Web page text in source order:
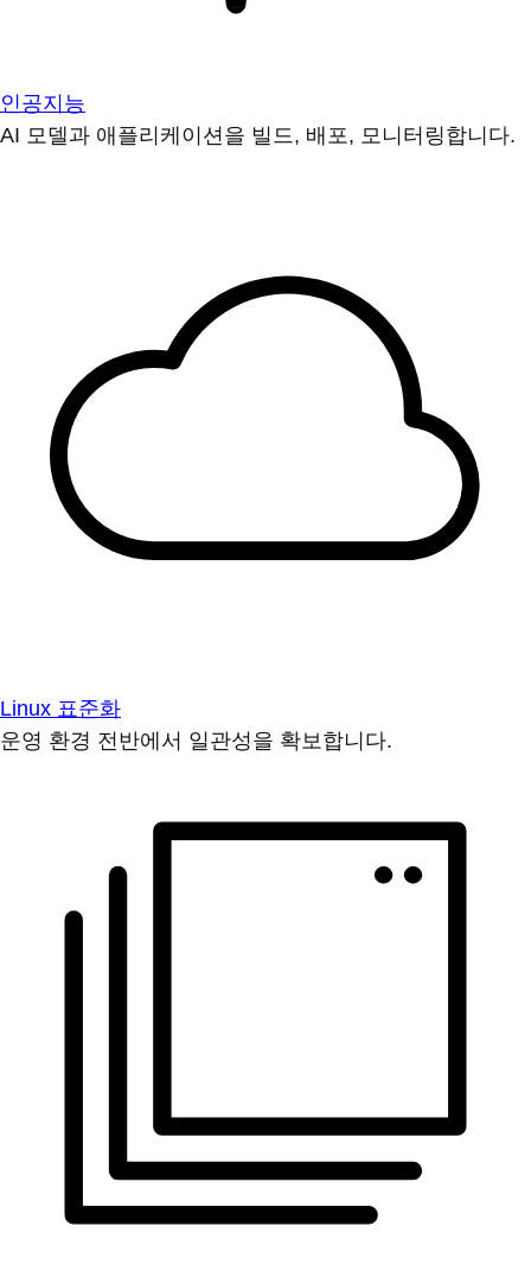
인공지능
AI 모델과 애플리케이션을 빌드, 배포, 모니터링합니다.
Linux 표준화
운영 환경 전반에서 일관성을 확보합니다.